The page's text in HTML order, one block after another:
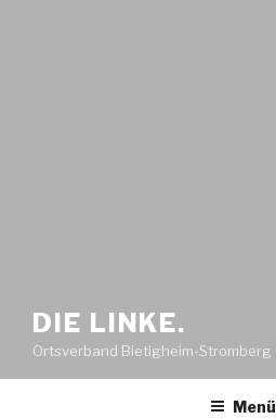
DIE LINKE.
Ortsverband Bietigheim-Stromberg
Menü